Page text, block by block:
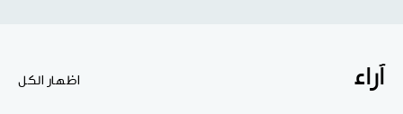
آراء اظهار الكل